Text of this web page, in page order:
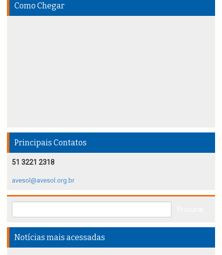
Como Chegar
Principais Contatos
51 3221 2318
avesol@avesol.org.br
Notícias mais acessadas